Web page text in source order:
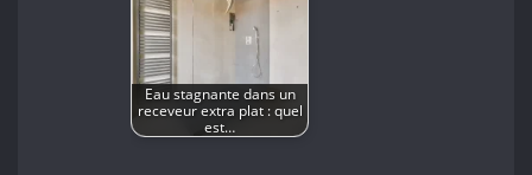
Eau stagnante dans un
receveur extra plat : quel
est…